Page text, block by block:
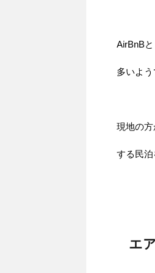
AirBnB
多いよう
現地の
する民泊
エ